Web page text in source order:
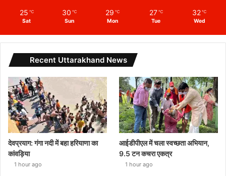
25 ℃
Sat
30 ℃
Sun
29 ℃
Mon
27 ℃
Tue
32 ℃
Wed
Recent Uttarakhand News
देवप्रयाग: गंगा नदी में बहा हरियाणा का
कांवड़िया
1 hour ago
आईडीपीएल में चला स्वच्छता अभियान,
9.5 टन कचरा एकत्र
1 hour ago